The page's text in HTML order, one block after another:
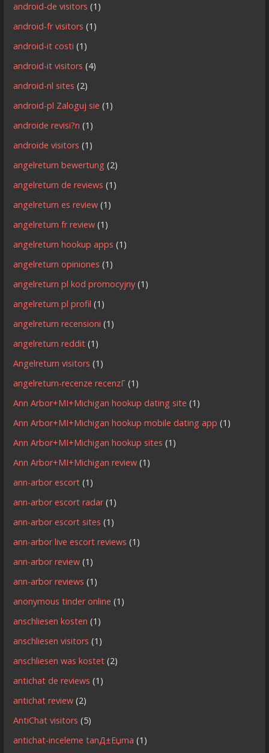
android-de visitors (1)
android-fr visitors (1)
android-it costi (1)
android-it visitors (4)
android-nl sites (2)
android-pl Zaloguj sie (1)
androide revisi?n (1)
androide visitors (1)
angelreturn bewertung (2)
angelreturn de reviews (1)
angelreturn es review (1)
angelreturn fr review (1)
angelreturn hookup apps (1)
angelreturn opiniones (1)
angelreturn pl kod promocyjny (1)
angelreturn pl profil (1)
angelreturn recensioni (1)
angelreturn reddit (1)
Angelreturn visitors (1)
angelreturn-recenze recenzГ­ (1)
Ann Arbor+MI+Michigan hookup dating site (1)
Ann Arbor+MI+Michigan hookup mobile dating app (1)
Ann Arbor+MI+Michigan hookup sites (1)
Ann Arbor+MI+Michigan review (1)
ann-arbor escort (1)
ann-arbor escort radar(1)
ann-arbor escort sites (1)
ann-arbor live escort reviews (1)
ann-arbor review (1)
ann-arbor reviews (1)
anonymous tinder online (1)
anschliesen kosten (1)
anschliesen visitors (1)
anschliesen was kostet (2)
antichat de reviews (1)
antichat review (2)
AntiChat visitors (5)
antichat-inceleme tanД±Еџma (1)